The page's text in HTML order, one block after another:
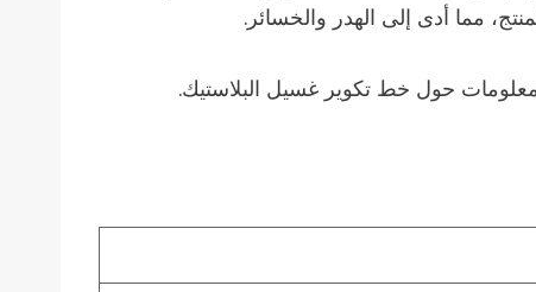
مما أدى إلى الهدر والخسائر.